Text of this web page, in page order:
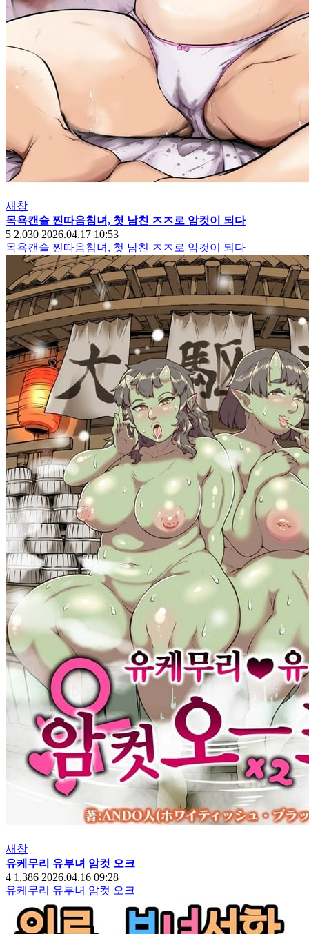
새창
목욕캔슬 찐따음침녀, 첫 남친 ㅈㅈ로 암컷이 되다
5 2,030 2026.04.17 10:53
목욕캔슬 찐따음침녀, 첫 남친 ㅈㅈ로 암컷이 되다
새창
유케무리 유부녀 암컷 오크
4 1,386 2026.04.16 09:28
유케무리 유부녀 암컷 오크